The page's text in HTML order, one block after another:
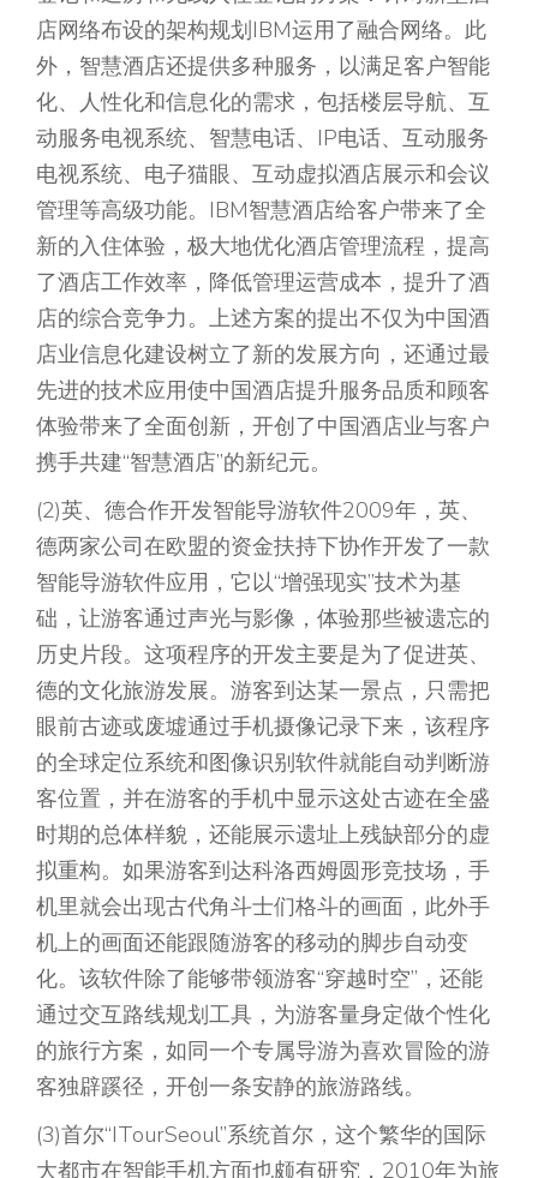
店网络布设的架构规划IBM运用了融合网络。此
外，智慧酒店还提供多种服务，以满足客户智能
化、人性化和信息化的需求，包括楼层导航、互
动服务电视系统、智慧电话、IP电话、互动服务
电视系统、电子猫眼、互动虚拟酒店展示和会议
管理等高级功能。IBM智慧酒店给客户带来了全
新的入住体验，极大地优化酒店管理流程，提高
了酒店工作效率，降低管理运营成本，提升了酒
店的综合竞争力。上述方案的提出不仅为中国酒
店业信息化建设树立了新的发展方向，还通过最
先进的技术应用使中国酒店提升服务品质和顾客
体验带来了全面创新，开创了中国酒店业与客户
携手共建“智慧酒店”的新纪元。
(2)英、德合作开发智能导游软件2009年，英、
德两家公司在欧盟的资金扶持下协作开发了一款
智能导游软件应用，它以“增强现实”技术为基
础，让游客通过声光与影像，体验那些被遗忘的
历史片段。这项程序的开发主要是为了促进英、
德的文化旅游发展。游客到达某一景点，只需把
眼前古迹或废墟通过手机摄像记录下来，该程序
的全球定位系统和图像识别软件就能自动判断游
客位置，并在游客的手机中显示这处古迹在全盛
时期的总体样貌，还能展示遗址上残缺部分的虚
拟重构。如果游客到达科洛西姆圆形竞技场，手
机里就会出现古代角斗士们格斗的画面，此外手
机上的画面还能跟随游客的移动的脚步自动变
化。该软件除了能够带领游客“穿越时空”，还能
通过交互路线规划工具，为游客量身定做个性化
的旅行方案，如同一个专属导游为喜欢冒险的游
客独辟蹊径，开创一条安静的旅游路线。
(3)首尔“ITourSeoul”系统首尔，这个繁华的国际
大都市在智能手机方面也颇有研究，2010年为旅